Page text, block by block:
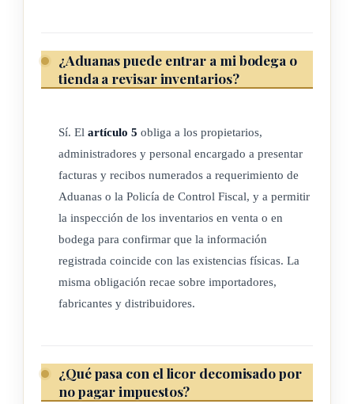
esta Ley, se encuentran bebidas alcohólicas comercializadas
por proveedores no inscritos en el Registro o productos no
Aduanas o la Policía de Control Fiscal procederán al
decomiso de las bebidas alcohólicas, sin perjuicio de las
sanciones que correspondan al infractor.
ARTÍCULO 8
Finalizado el proceso con la resolución judicial o
administrativa, la autoridad que conoció del asunto ordenará
la destrucción o devolución de las bebidas alcohólicas
En el supuesto de la destrucción del producto, deberá
actuarse conforme a los requerimientos establecidos por el
¿Aduanas puede entrar a mi bodega o
tienda a revisar inventarios?
Sí. El artículo 5 obliga a los propietarios,
administradores y personal encargado a presentar
facturas y recibos numerados a requerimiento de
Aduanas o la Policía de Control Fiscal, y a permitir
la inspección de los inventarios en venta o en
bodega para confirmar que la información
registrada coincide con las existencias físicas. La
misma obligación recae sobre importadores,
fabricantes y distribuidores.
¿Qué pasa con el licor decomisado por
no pagar impuestos?